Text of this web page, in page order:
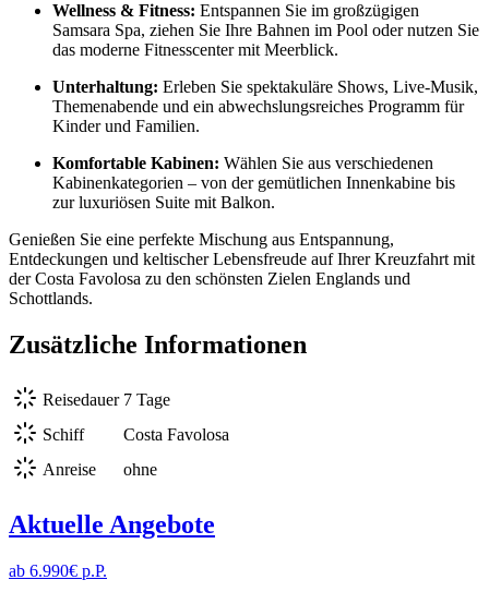
Wellness & Fitness: Entspannen Sie im großzügigen
Samsara Spa, ziehen Sie Ihre Bahnen im Pool oder nutzen Sie
das moderne Fitnesscenter mit Meerblick.
Unterhaltung: Erleben Sie spektakuläre Shows, Live-Musik,
Themenabende und ein abwechslungsreiches Programm für
Kinder und Familien.
Komfortable Kabinen: Wählen Sie aus verschiedenen
Kabinenkategorien – von der gemütlichen Innenkabine bis
zur luxuriösen Suite mit Balkon.
Genießen Sie eine perfekte Mischung aus Entspannung,
Entdeckungen und keltischer Lebensfreude auf Ihrer Kreuzfahrt mit
der Costa Favolosa zu den schönsten Zielen Englands und
Schottlands.
Zusätzliche Informationen
Reisedauer 7 Tage
Schiff
Costa Favolosa
Anreise
ohne
Aktuelle Angebote
ab 6.990€ p.P.